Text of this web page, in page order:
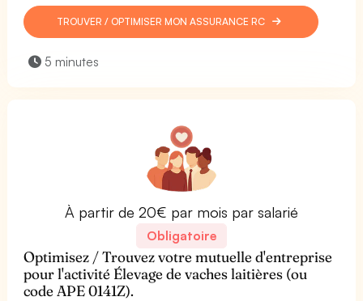
TROUVER / OPTIMISER MON ASSURANCE RC
5 minutes
À partir de 20€ par mois par salarié
Obligatoire
Optimisez / Trouvez votre mutuelle d'entreprise
pour l'activité Élevage de vaches laitières (ou
code APE 0141Z).